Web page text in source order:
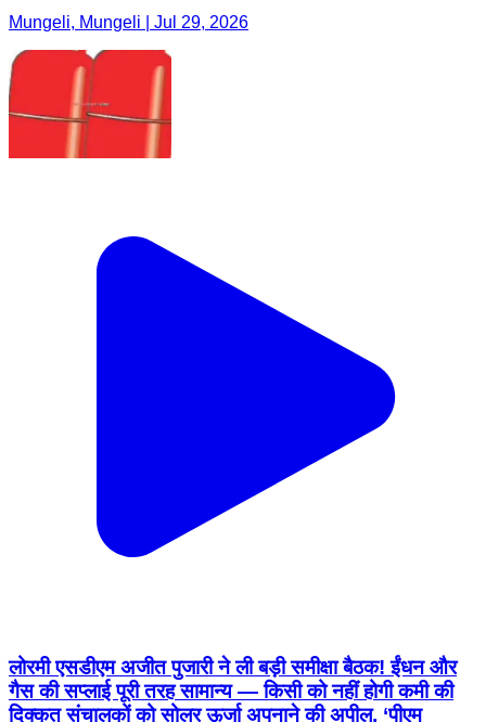
Mungeli, Mungeli | Jul 29, 2026
लोरमी एसडीएम अजीत पुजारी ने ली बड़ी समीक्षा बैठक! ईंधन और
गैस की सप्लाई पूरी तरह सामान्य — किसी को नहीं होगी कमी की
दिक्कत संचालकों को सोलर ऊर्जा अपनाने की अपील, ‘पीएम